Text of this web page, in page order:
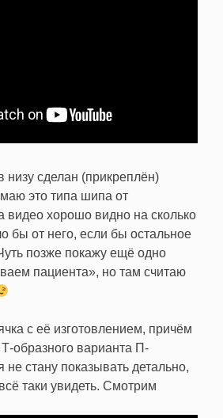
низу сделан (прикреплён)
это типа шипа от
видео хорошо видно на сколько
бы от него, если бы остальное
позже покажу ещё одно
пациента», но там считаю
с её изготовлением, причём
образного варианта П-
стану показывать детально,
таки увидеть. Смотрим